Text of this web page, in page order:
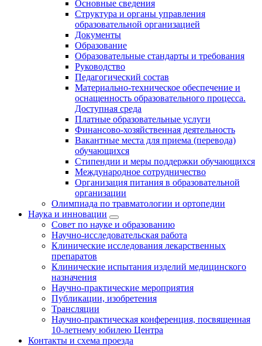
Основные сведения
Структура и органы управления
образовательной организацией
Документы
Образование
Образовательные стандарты и требования
Руководство
Педагогический состав
Материально-техническое обеспечение и
оснащенность образовательного процесса.
Доступная среда
Платные образовательные услуги
Финансово-хозяйственная деятельность
Вакантные места для приема (перевода)
обучающихся
Стипендии и меры поддержки обучающихся
Международное сотрудничество
Организация питания в образовательной
организации
Олимпиада по травматологии и ортопедии
Наука и инновации
Совет по науке и образованию
Научно-исследовательская работа
Клинические исследования лекарственных
препаратов
Клинические испытания изделий медицинского
назначения
Научно-практические мероприятия
Публикации, изобретения
Трансляции
Научно-практическая конференция, посвященная
10-летнему юбилею Центра
Контакты и схема проезда